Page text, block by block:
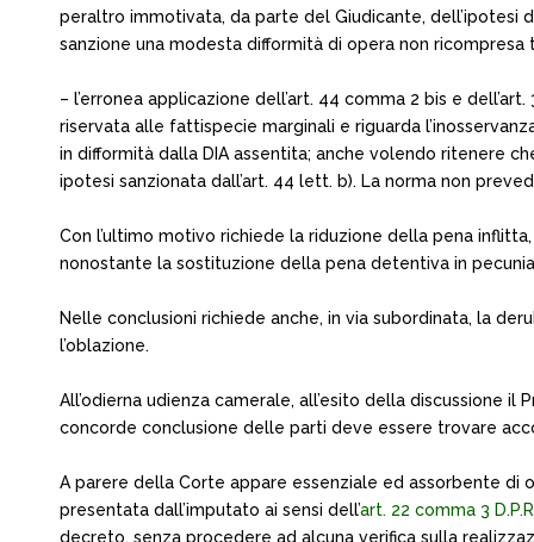
peraltro immotivata, da parte del Giudicante, dell’ipotesi
sanzione una modesta difformità di opera non ricompresa
– l’erronea applicazione dell’art. 44 comma 2 bis e
riservata alle fattispecie marginali e riguarda
in difformità dalla DIA assentita; anche volendo ritenere
ipotesi sanzionata dall’art. 44 lett. b). La norma non
Con l’ultimo motivo richiede la riduzione della pena
nonostante la sostituzione della pena detentiva in
Nelle conclusioni richiede anche, in via subordinata, la
l’oblazione.
All’odierna udienza camerale, all’esito della discussione
concorde conclusione delle parti deve essere trovare
A parere della Corte appare essenziale ed assorbente di
presentata dall’imputato ai sensi dell’art. 22 comma 3
decreto, senza procedere ad alcuna verifica sulla